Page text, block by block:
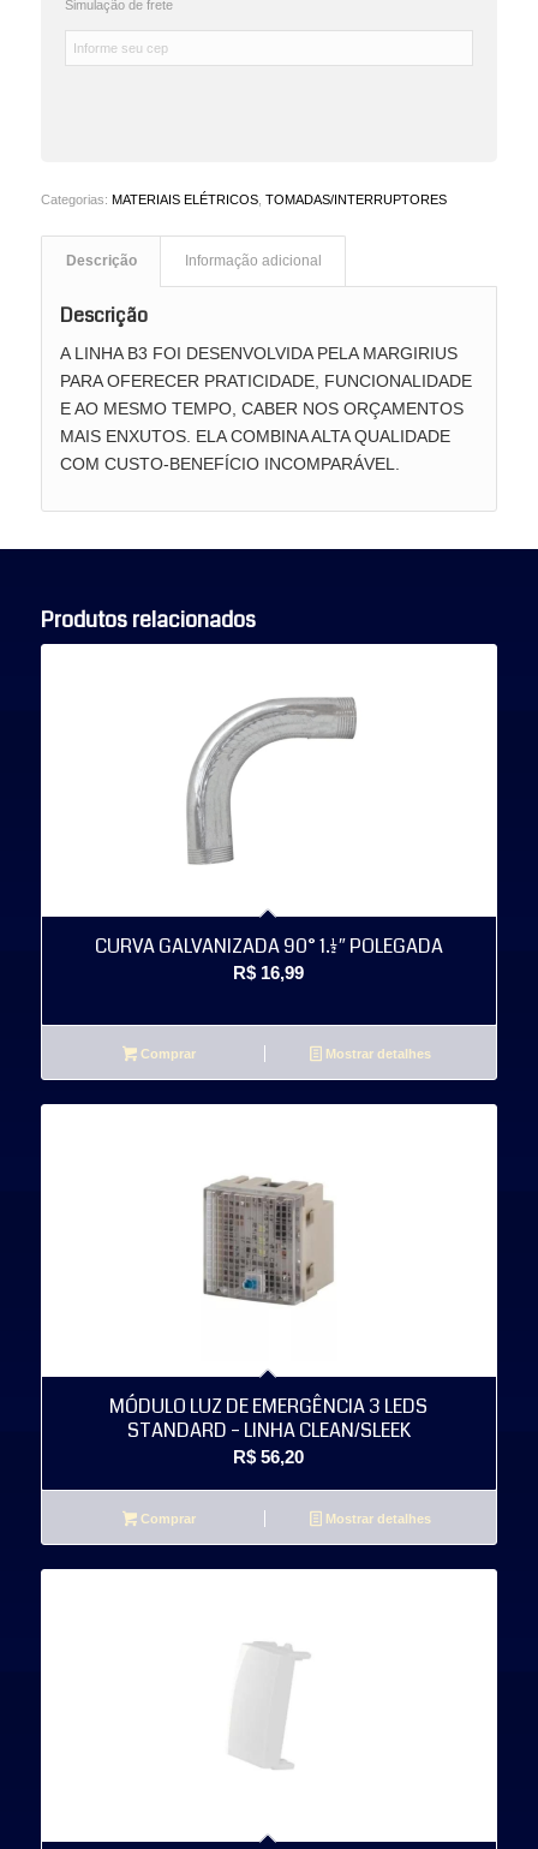
Simulação de frete
Categorias: MATERIAIS ELÉTRICOS, TOMADAS/INTERRUPTORES
Descrição Informação adicional
Descrição
A LINHA B3 FOI DESENVOLVIDA PELA MARGIRIUS
PARA OFERECER PRATICIDADE, FUNCIONALIDADE
E AO MESMO TEMPO, CABER NOS ORÇAMENTOS
MAIS ENXUTOS. ELA COMBINA ALTA QUALIDADE
COM CUSTO-BENEFÍCIO INCOMPARÁVEL.
Produtos relacionados
CURVA GALVANIZADA 90° 1.1/2″ POLEGADA
R$ 16,99
Comprar Mostrar detalhes
MÓDULO LUZ DE EMERGÊNCIA 3 LEDS
STANDARD – LINHA CLEAN/SLEEK
R$ 56,20
Comprar Mostrar detalhes